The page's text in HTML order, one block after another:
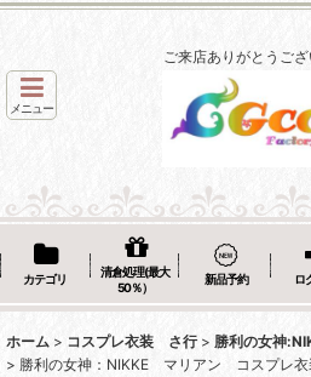
ご来店ありがとうござ
メニュー
カテゴリ
清倉処理(最大
50％）
新品予約 ロ
ホーム > コスプレ衣装 さ行 > 勝利の女神
> 勝利の女神：NIKKE マリアン コスプレ衣